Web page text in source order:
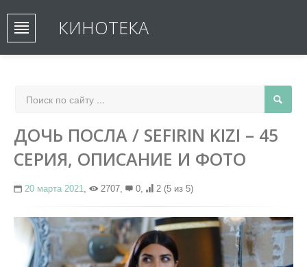
КИНОТЕКА
ДОЧЬ ПОСЛА / SEFIRIN KIZI – 45
СЕРИЯ, ОПИСАНИЕ И ФОТО
20 марта 2021, 2707, 0, 2 (5 из 5)